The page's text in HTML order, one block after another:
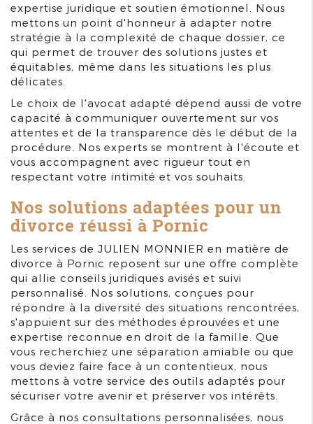
expertise juridique et soutien émotionnel. Nous
mettons un point d'honneur à adapter notre
stratégie à la complexité de chaque dossier, ce
qui permet de trouver des solutions justes et
équitables, même dans les situations les plus
délicates.
Le choix de l'avocat adapté dépend aussi de votre
capacité à communiquer ouvertement sur vos
attentes et de la transparence dès le début de la
procédure. Nos experts se montrent à l'écoute et
vous accompagnent avec rigueur tout en
respectant votre intimité et vos souhaits.
Nos solutions adaptées pour un
divorce réussi à Pornic
Les services de JULIEN MONNIER en matière de
divorce à Pornic reposent sur une offre complète
qui allie conseils juridiques avisés et suivi
personnalisé. Nos solutions, conçues pour
répondre à la diversité des situations rencontrées,
s'appuient sur des méthodes éprouvées et une
expertise reconnue en droit de la famille. Que
vous recherchiez une séparation amiable ou que
vous deviez faire face à un contentieux, nous
mettons à votre service des outils adaptés pour
sécuriser votre avenir et préserver vos intérêts.
Grâce à nos consultations personnalisées, nous